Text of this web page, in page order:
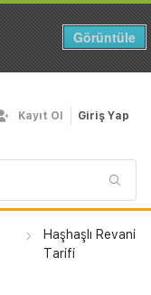
Görüntüle
Kayıt Ol Giriş Yap
Haşhaşlı Revani
Tarifi